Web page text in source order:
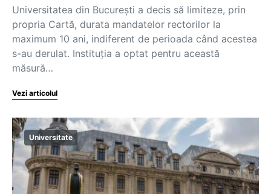
Universitatea din București a decis să limiteze, prin
propria Cartă, durata mandatelor rectorilor la
maximum 10 ani, indiferent de perioada când acestea
s-au derulat. Instituția a optat pentru această
măsură…
Vezi articolul
Universitate